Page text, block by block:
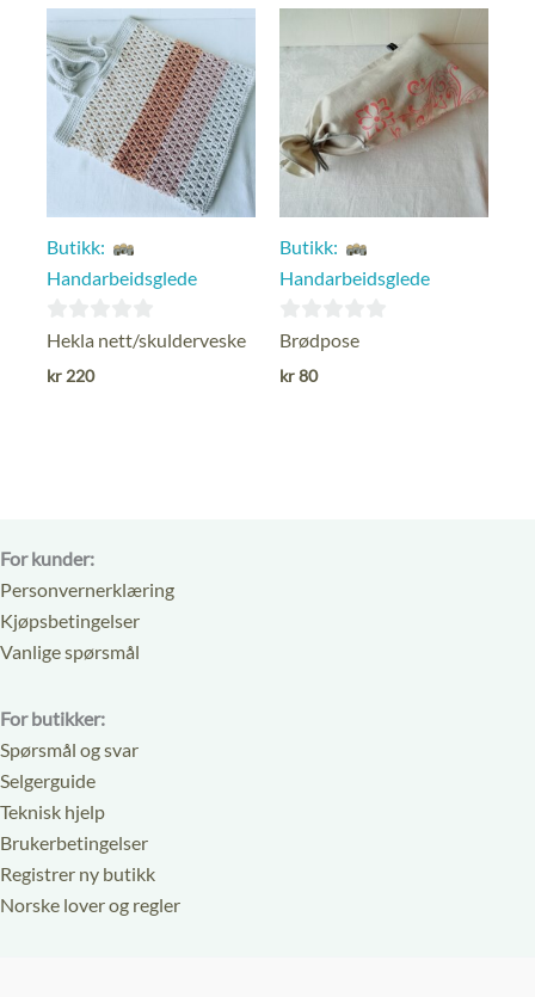
Butikk:
Handarbeidsglede
0
ut
Hekla nett/skulderveske
kr 220
Butikk:
Handarbeidsglede
0
ut
Brødpose
kr80
For kunder:
Personvernerklæring
Kjøpsbetingelser
Vanlige spørsmål
For butikker:
Spørsmål og svar
Selgerguide
Teknisk hjelp
Brukerbetingelser
Registrer ny butikk
Norske lover og regler